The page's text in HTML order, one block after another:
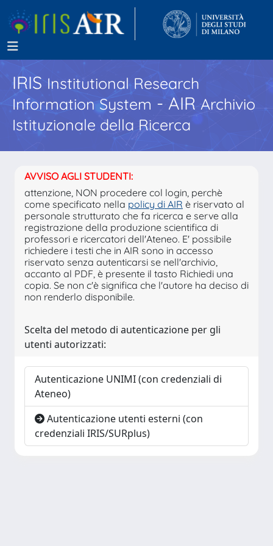
IRISInstitutional Research
Information System - AIR Archivio
Istituzionale della Ricerca
AVVISO AGLI STUDENTI:
attenzione, NON procedere col login, perchè
come specificato nella policy di AIR è riservato al
personale strutturato che fa ricerca e serve alla
registrazione della produzione scientifica di
professori e ricercatori dell'Ateneo. E' possibile
richiedere i testi che in AIR sono in accesso
riservato senza autenticarsi se nell'archivio,
accanto al PDF, è presente il tasto Richiedi una
copia. Se non c'è significa che l'autore ha deciso di
non renderlo disponibile.
Scelta del metodo di autenticazione per gli
utenti autorizzati:
Autenticazione UNIMI (con credenziali di
Ateneo)
Autenticazione utenti esterni (con
credenziali IRIS/SURplus)